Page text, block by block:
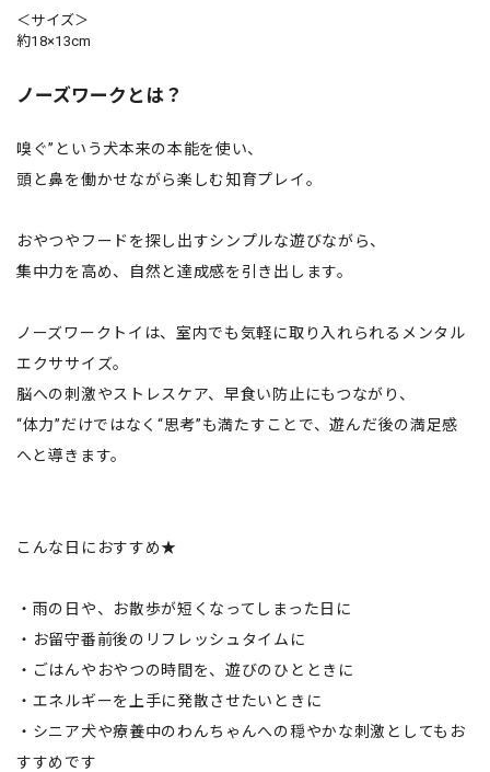
＜サイズ＞
約18×13cm
ノーズワークとは？
嗅ぐ”という犬本来の本能を使い、
頭と鼻を働かせながら楽しむ知育プレイ。
おやつやフードを探し出すシンプルな遊びながら、
集中力を高め、自然と達成感を引き出します。
ノーズワークトイは、室内でも気軽に取り入れられるメンタル
エクササイズ。
脳への刺激やストレスケア、早食い防止にもつながり、
“体力”だけではなく“思考”も満たすことで、遊んだ後の満足感
へと導きます。
こんな日におすすめ★
・雨の日や、お散歩が短くなってしまった日に
・お留守番前後のリフレッシュタイムに
・ごはんやおやつの時間を、遊びのひとときに
・エネルギーを上手に発散させたいときに
・シニア犬や療養中のわんちゃんへの穏やかな刺激としてもお
すすめです